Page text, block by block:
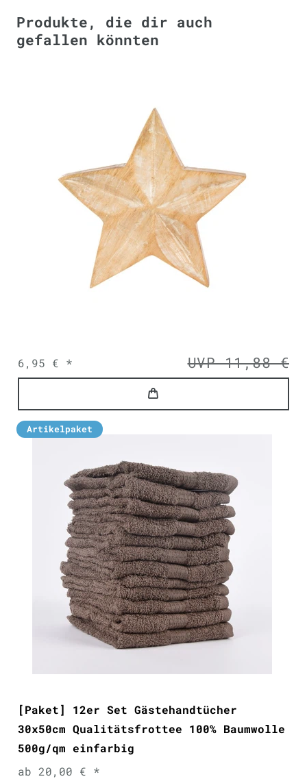
Produkte, die dir auch
gefallen könnten
UVP 11,88 €
6,95 € *
Artikelpaket
[Paket] 12er Set Gästehandtücher
30x50cm Qualitätsfrottee 100% Baumwolle
500g/qm einfarbig
ab 20,00 € *